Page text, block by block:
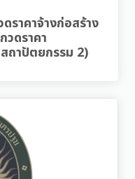
ราคาจ้างก่อสร้าง
วดราคา
ถาปัตยกรรม 2)